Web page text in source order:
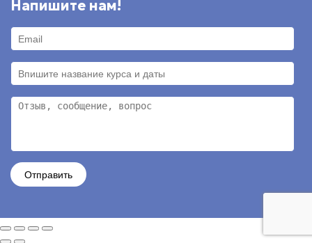
Напишите нам!